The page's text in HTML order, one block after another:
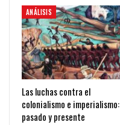
ANÁLISIS
Las luchas contra el
colonialismo e imperialismo:
pasado y presente